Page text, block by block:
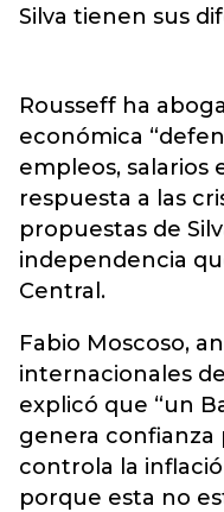
Silva tienen sus
Rousseff ha
económica
empleos, salarios
respuesta a las
propuestas de
independencia
Central.
Fabio Moscoso,
internacionales
explicó que “un
genera confianza
controla la
porque esta no